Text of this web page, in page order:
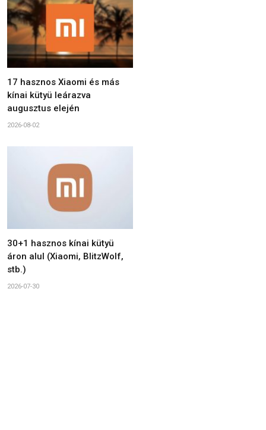
17 hasznos Xiaomi és más
kínai kütyü leárazva
augusztus elején
2026-08-02
30+1 hasznos kínai kütyü
áron alul (Xiaomi, BlitzWolf,
stb.)
2026-07-30